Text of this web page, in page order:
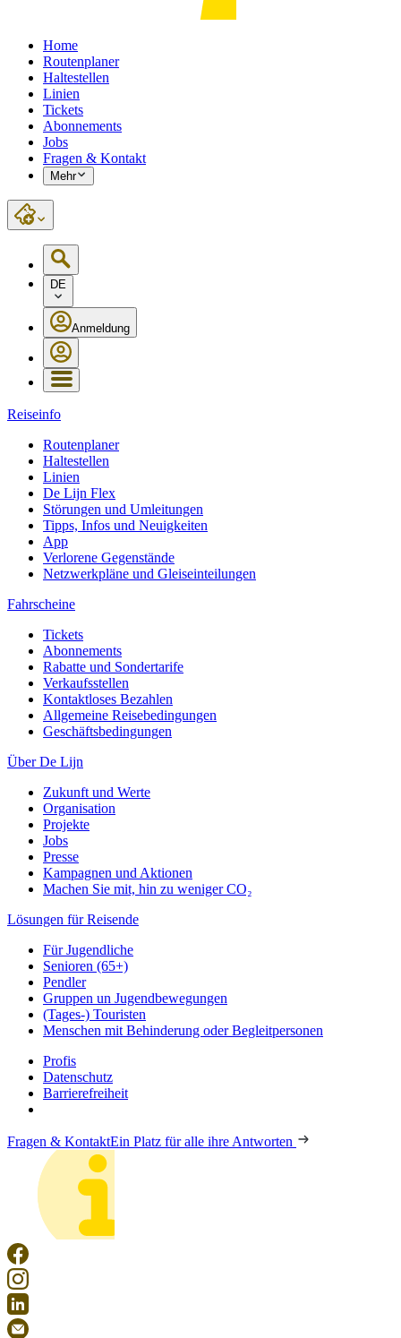
Home
Routenplaner
Haltestellen
Linien
Tickets
Abonnements
Jobs
Fragen & Kontakt
Mehr
DE
Anmeldung
Reiseinfo
Routenplaner
Haltestellen
Linien
De Lijn Flex
Störungen und Umleitungen
Tipps, Infos und Neuigkeiten
App
Verlorene Gegenstände
Netzwerkpläne und Gleiseinteilungen
Fahrscheine
Tickets
Abonnements
Rabatte und Sondertarife
Verkaufsstellen
Kontaktloses Bezahlen
Allgemeine Reisebedingungen
Geschäftsbedingungen
Über De Lijn
Zukunft und Werte
Organisation
Projekte
Jobs
Presse
Kampagnen und Aktionen
Machen Sie mit, hin zu weniger CO₂
Lösungen für Reisende
Für Jugendliche
Senioren (65+)
Pendler
Gruppen un Jugendbewegungen
(Tages-) Touristen
Menschen mit Behinderung oder Begleitpersonen
Profis
Datenschutz
Barrierefreiheit
Fragen & KontaktEin Platz für alle ihre Antworten